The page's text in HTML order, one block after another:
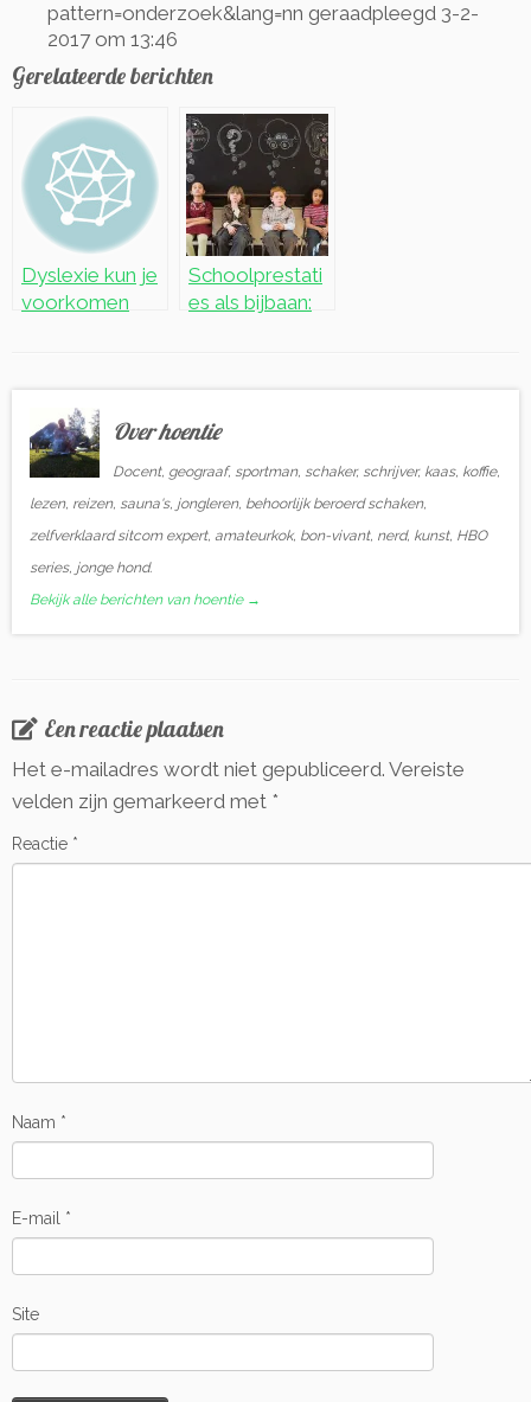
pattern=onderzoek&lang=nn geraadpleegd 3-2-
2017 om 13:46
Gerelateerde berichten
Dyslexie kun je
voorkomen
oefening
Schoolprestati
es als bijbaan:
financieel
leerlingen
Over hoentie
Docent, geograaf, sportman, schaker, schrijver, kaas, koffie,
lezen, reizen, sauna's, jongleren, behoorlijk beroerd schaken,
zelfverklaard sitcom expert, amateurkok, bon-vivant, nerd, kunst, HBO
series, jonge hond.
Bekijk alle berichten van hoentie →
Een reactie plaatsen
Het e-mailadres wordt niet gepubliceerd. Vereiste
velden zijn gemarkeerd met *
Reactie *
Naam *
E-mail *
Site